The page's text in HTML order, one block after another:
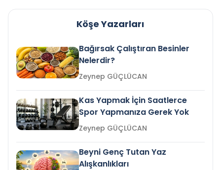
Köşe Yazarları
Bağırsak Çalıştıran Besinler
Nelerdir?
Zeynep GÜÇLÜCAN
Kas Yapmak İçin Saatlerce
Spor Yapmanıza Gerek Yok
Zeynep GÜÇLÜCAN
Beyni Genç Tutan Yaz
Alışkanlıkları